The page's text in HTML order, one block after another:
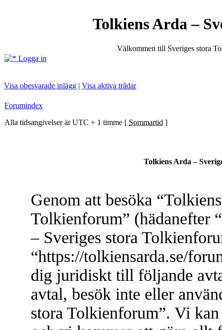
Tolkiens Arda –
Välkommen till Sveriges stora
Logga in
Visa obesvarade inlägg | Visa aktiva trådar
Forumindex
Alla tidsangivelser är UTC + 1 timme [ Sommartid ]
Tolkiens Arda –
Genom att besöka
Tolkienforum” (hädanefter
– Sveriges stora
“https://tolkiensarda.se/
dig juridiskt till följande
avtal, besök inte eller
stora Tolkienforum”. Vi